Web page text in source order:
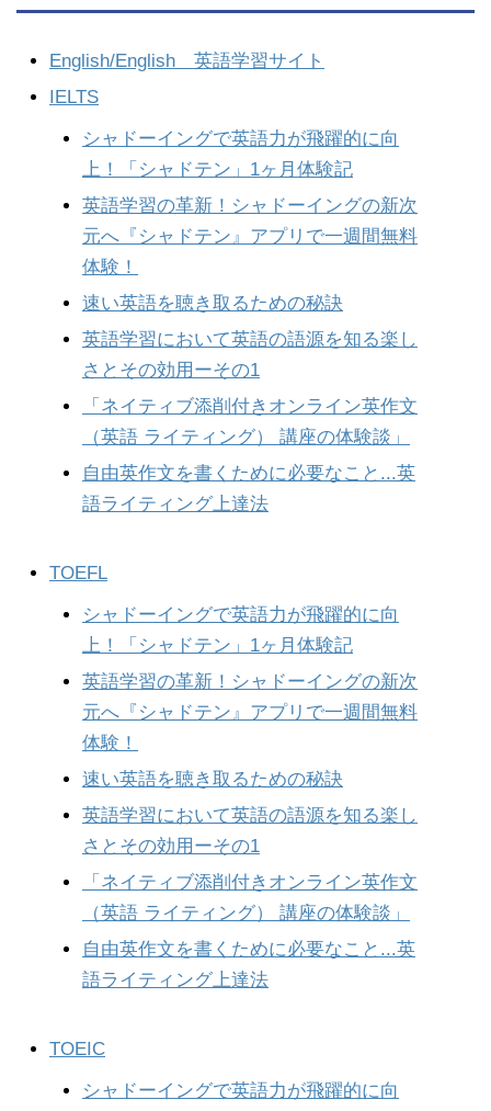
English/English 英語学習サイト
IELTS
シャドーイングで英語力が飛躍的に向
上！「シャドテン」1ヶ月体験記
英語学習の革新！シャドーイングの新次
元へ『シャドテン』アプリで一週間無料
体験！
速い英語を聴き取るための秘訣
英語学習において英語の語源を知る楽し
さとその効用ーその1
「ネイティブ添削付きオンライン英作文
（英語 ライティング） 講座の体験談」
自由英作文を書くために必要なこと...英
語ライティング上達法
TOEFL
シャドーイングで英語力が飛躍的に向
上！「シャドテン」1ヶ月体験記
英語学習の革新！シャドーイングの新次
元へ『シャドテン』アプリで一週間無料
体験！
速い英語を聴き取るための秘訣
英語学習において英語の語源を知る楽し
さとその効用ーその1
「ネイティブ添削付きオンライン英作文
（英語 ライティング） 講座の体験談」
自由英作文を書くために必要なこと...英
語ライティング上達法
TOEIC
シャドーイングで英語力が飛躍的に向